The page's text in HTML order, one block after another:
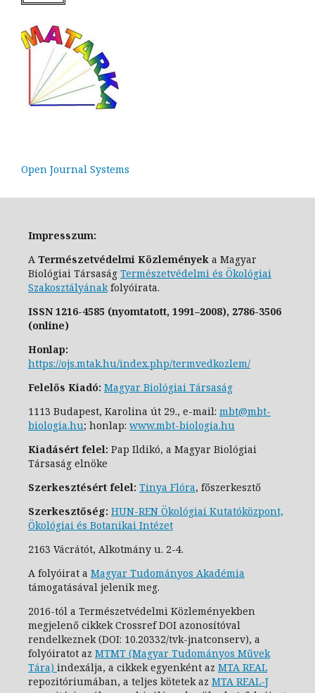
Open Journal Systems
Impresszum:
A Természetvédelmi Közlemények a Magyar
Biológiai Társaság Természetvédelmi és Ökológiai
Szakosztályánakfolyóirata.
ISSN1216-4585 (nyomtatott, 1991–2008), 2786-3506
(online)
Honlap:
https://ojs.mtak.hu/index.php/termvedkozlem/
Felelős Kiadó: Magyar Biológiai Társaság
1113 Budapest, Karolina út 29., e-mail: mbt@mbt-
biologia.hu; honlap: www.mbt-biologia.hu
Kiadásért felel: Pap Ildikó, a Magyar Biológiai
Társaság elnöke
Szerkesztésért felel: Tinya Flóra, főszerkesztő
Szerkesztőség: HUN-REN Ökológiai Kutatóközpont,
Ökológiai és Botanikai Intézet
2163 Vácrátót, Alkotmány u. 2-4.
A folyóirat a Magyar Tudományos Akadémia
támogatásával jelenik meg.
2016-tól a Természetvédelmi Közleményekben
megjelenő cikkek Crossref DOI azonosítóval
rendelkeznek (DOI: 10.20332/tvk-jnatconserv), a
folyóiratot az MTMT (Magyar Tudományos Művek
Tára) indexálja, a cikkek egyenként az MTA REAL
repozitóriumában, a teljes kötetek az MTA REAL-J